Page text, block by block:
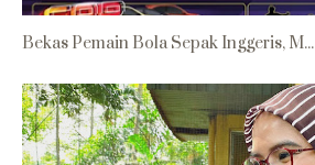
Bekas Pemain Bola Sepak Inggeris, M...